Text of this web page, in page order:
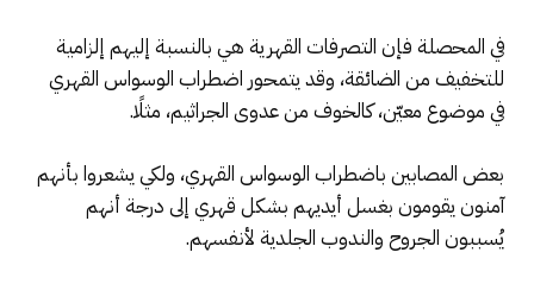
في المحصلة فإن التصرفات القهرية هي بالنسبة إليهم إلزامية
للتخفيف من الضائقة، وقد يتمحور اضطراب الوسواس القهري
في موضوع معيّن، كالخوف من عدوى الجراثيم، مثلًا.
بعض المصابين باضطراب الوسواس القهري، ولكي يشعروا بأنهم
آمنون يقومون بغسل أيديهم بشكل قهري إلى درجة أنهم
يُسببون الجروح والندوب الجلدية لأنفسهم.